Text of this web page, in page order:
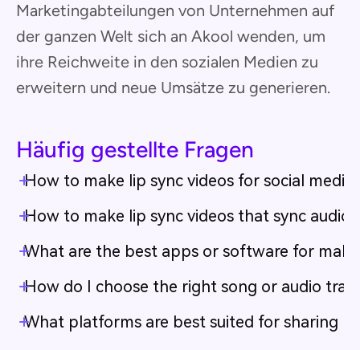
Marketingabteilungen von Unternehmen auf
der ganzen Welt sich an Akool wenden, um
ihre Reichweite in den sozialen Medien zu
erweitern und neue Umsätze zu generieren.
Häufig gestellte Fragen
How to make lip sync videos for social
How to make lip sync videos that sync
What are the best apps or software for
How do I choose the right song or audio
What platforms are best suited for sharing lip